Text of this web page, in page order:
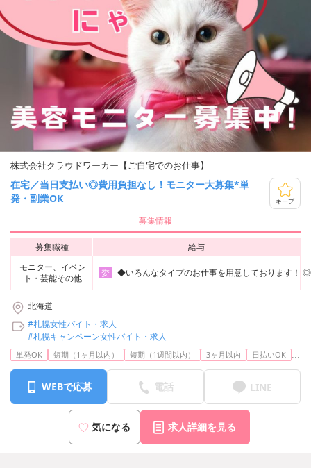
株式会社クラウドワーカー【ご自宅でのお仕事】
在宅／当日支払い◎費用負担なし！モニター大募集*単
発・副業OK
キープ
募集情報
募集職種
給与
モニター、イベン
ト・芸能その他
委 ◆いろんなタイプのお仕事を用意しております！
北海道
#札幌女性バイト・求人
#札幌キャンペーン女性バイト・求人
単発OK 短期（1ヶ月以内） 短期（1週間以内） 3ヶ月以内 日払いOK ...
WEBで応募 電話 LINE
気になる 求人詳細を見る